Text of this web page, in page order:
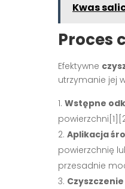
Kwas
Proces
Efektywne
utrzymanie jej
Wstępne
Aplikacja
powierzchnię
przesadnie